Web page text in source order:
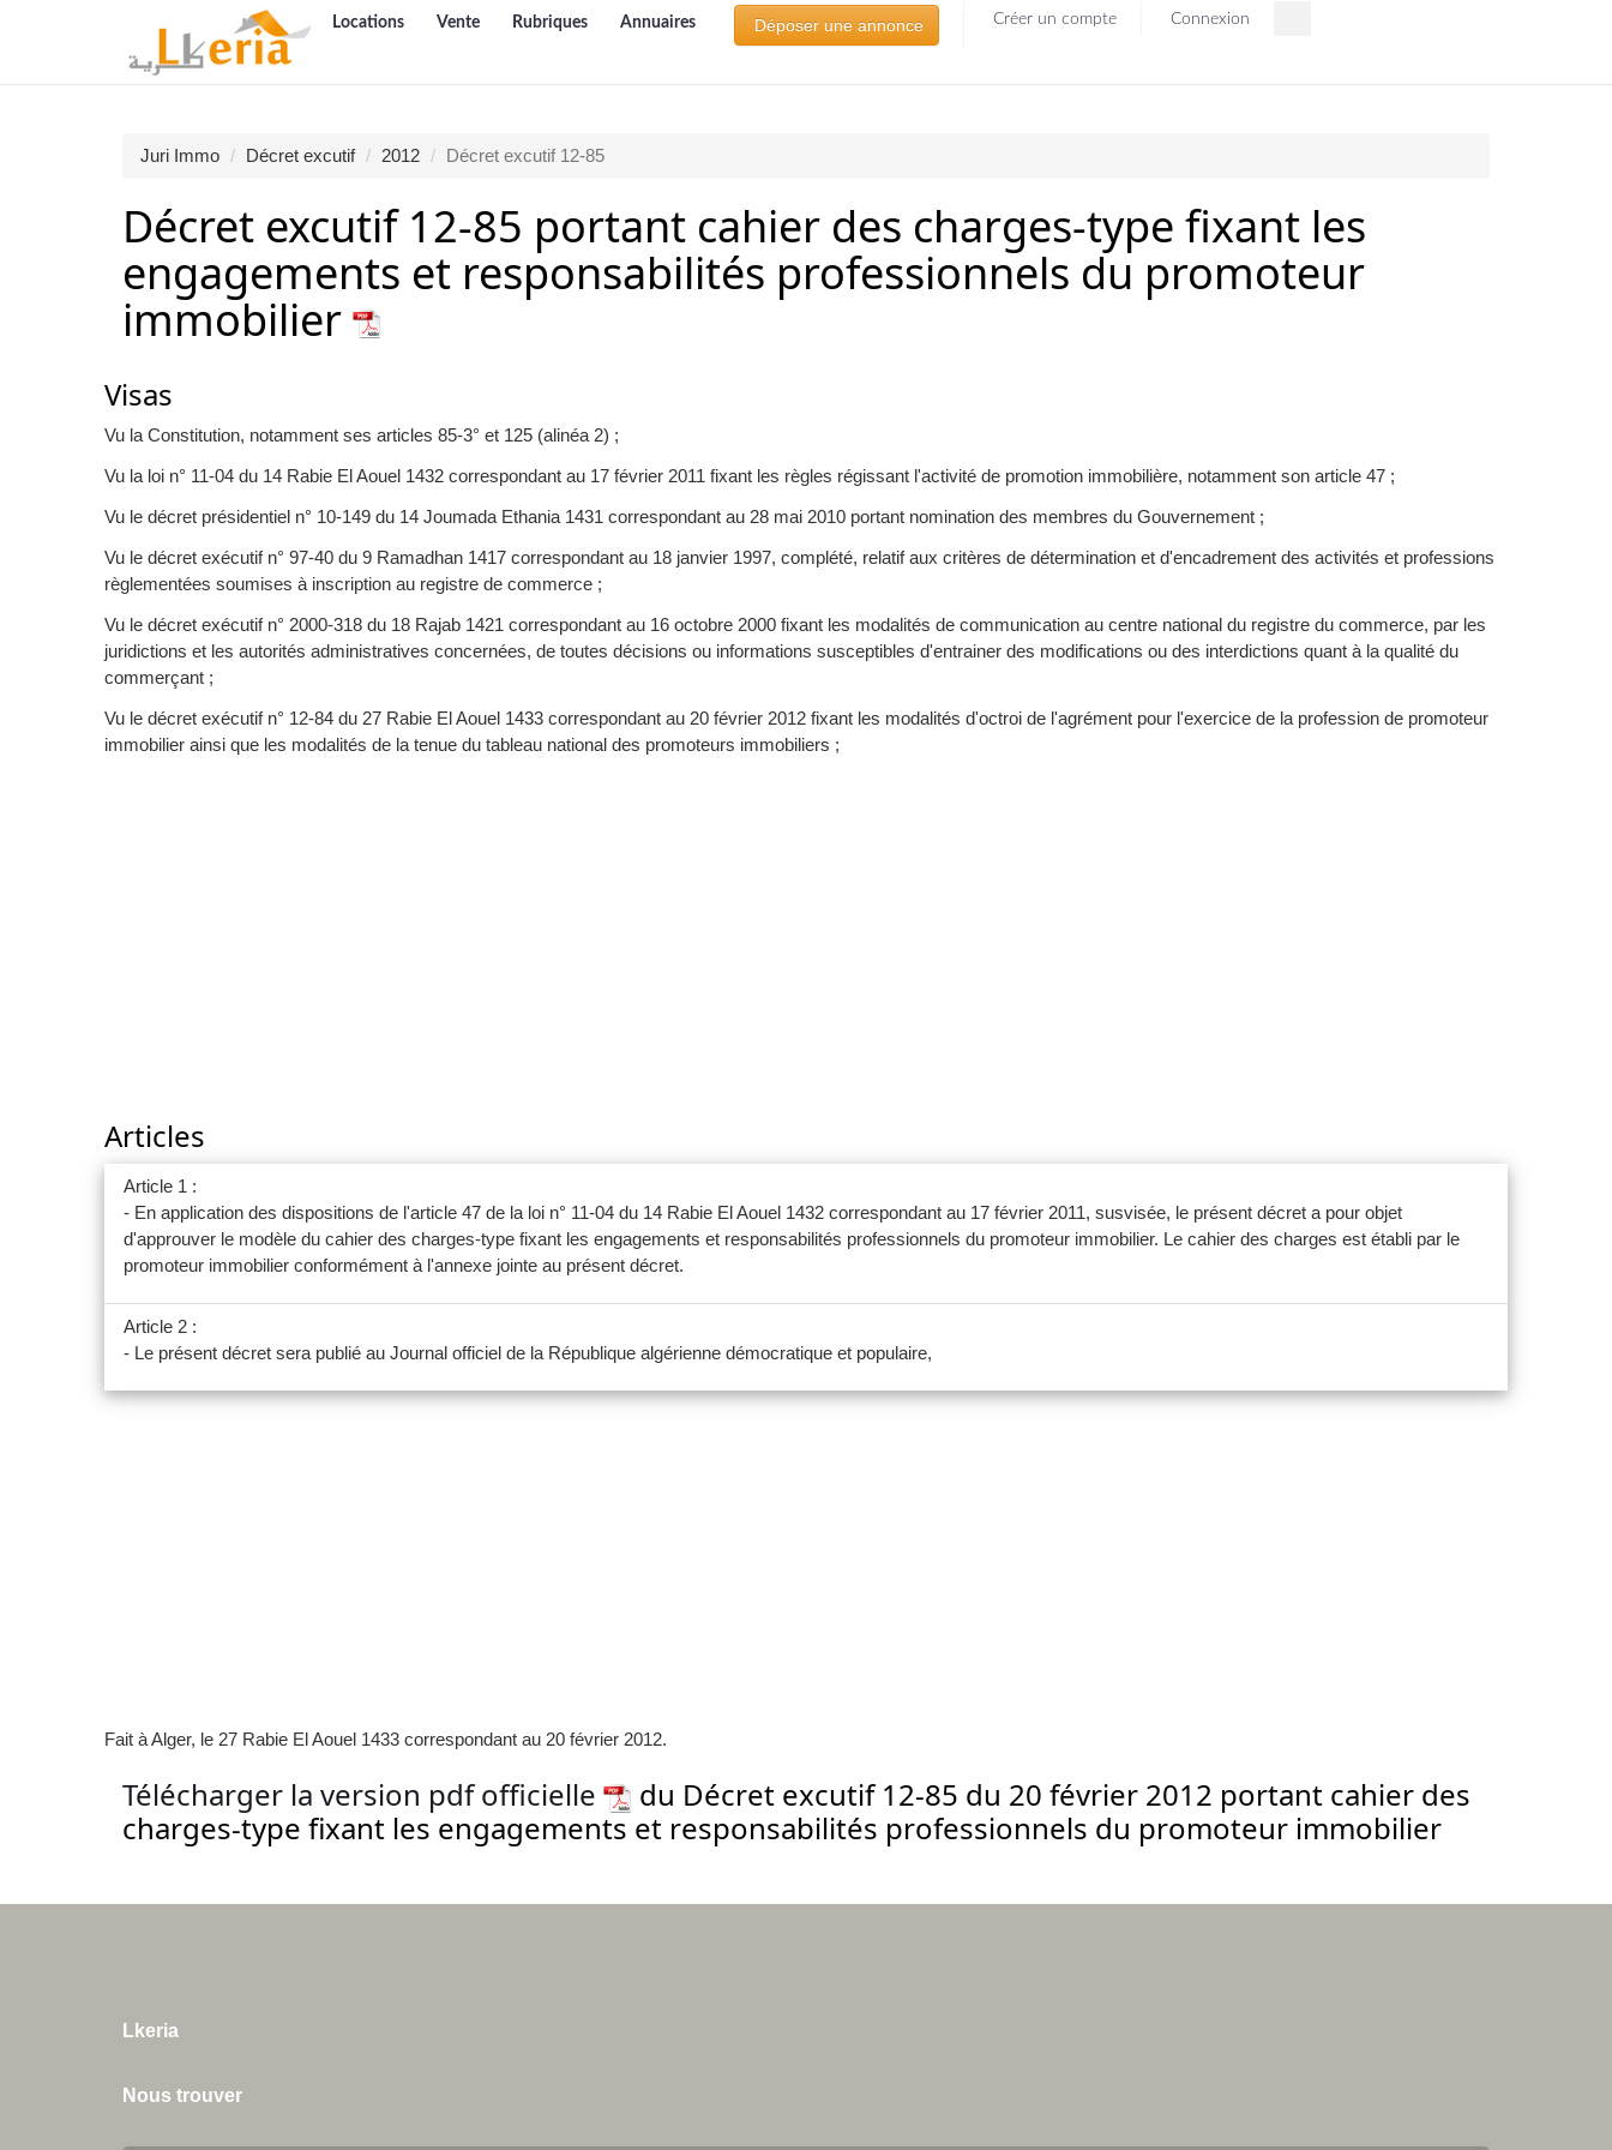
Locations Vente Rubriques Annuaires Déposer une annonce Créer un compte Connexion
Juri Immo Décret excutif 2012 Décret excutif 12-85
Décret excutif 12-85 portant cahier des charges-type fixant les
engagements et responsabilités professionnels du promoteur
immobilier
Visas
Vu la Constitution, notamment ses articles 85-3° et 125 (alinéa 2) ;
Vu la loi n° 11-04 du 14 Rabie El Aouel 1432 correspondant au 17 février 2011 fixant les règles régissant l'activité de promotion immobilière, notamment son article 47 ;
Vu le décret présidentiel n° 10-149 du 14 Joumada Ethania 1431 correspondant au 28 mai 2010 portant nomination des membres du Gouvernement ;
Vu le décret exécutif n° 97-40 du 9 Ramadhan 1417 correspondant au 18 janvier 1997, complété, relatif aux critères de détermination et d'encadrement des activités et professions
règlementées soumises à inscription au registre de commerce ;
Vu le décret exécutif n° 2000-318 du 18 Rajab 1421 correspondant au 16 octobre 2000 fixant les modalités de communication au centre national du registre du commerce, par les
juridictions et les autorités administratives concernées, de toutes décisions ou informations susceptibles d'entrainer des modifications ou des interdictions quant à la qualité du
commerçant ;
Vu le décret exécutif n° 12-84 du 27 Rabie El Aouel 1433 correspondant au 20 février 2012 fixant les modalités d'octroi de l'agrément pour l'exercice de la profession de promoteur
immobilier ainsi que les modalités de la tenue du tableau national des promoteurs immobiliers ;
Articles
Article 1 :
- En application des dispositions de l'article 47 de la loi n° 11-04 du 14 Rabie El Aouel 1432 correspondant au 17 février 2011, susvisée, le présent décret a pour objet
d'approuver le modèle du cahier des charges-type fixant les engagements et responsabilités professionnels du promoteur immobilier. Le cahier des charges est établi par le
promoteur immobilier conformément à l'annexe jointe au présent décret.
Article 2 :
- Le présent décret sera publié au Journal officiel de la République algérienne démocratique et populaire,
Fait à Alger, le 27 Rabie El Aouel 1433 correspondant au 20 février 2012.
Télécharger la version pdf officielle
du Décret excutif 12-85 du 20 février 2012 portant cahier des
charges-type fixant les engagements et responsabilités professionnels du promoteur immobilier
Lkeria
Nous trouver